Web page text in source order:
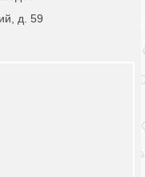
д. 59